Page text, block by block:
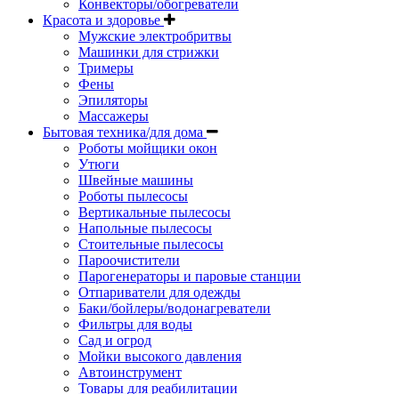
Конвекторы/обогреватели
Красота и здоровье
Мужские электробритвы
Машинки для стрижки
Тримеры
Фены
Эпиляторы
Массажеры
Бытовая техника/для дома
Роботы мойщики окон
Утюги
Швейные машины
Роботы пылесосы
Вертикальные пылесосы
Напольные пылесосы
Стоительные пылесосы
Пароочистители
Парогенераторы и паровые станции
Отпариватели для одежды
Баки/бойлеры/водонагреватели
Фильтры для воды
Сад и огрод
Мойки высокого давления
Автоинструмент
Товары для реабилитации